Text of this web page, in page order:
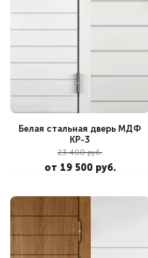
Белая стальная дверь МДФ
КР-3
23 400 руб.
от 19 500 руб.